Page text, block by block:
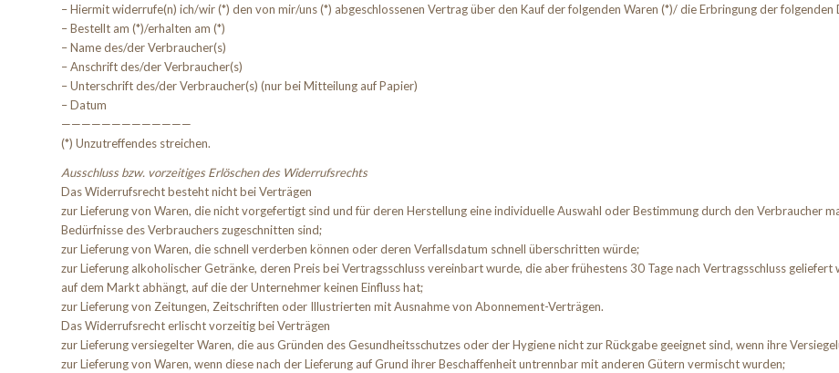
– Hiermit widerrufe(n) ich/wir (*) den von mir/uns (*) abgeschlossenen Vertrag über den Kauf der folgenden Waren (*)/ die Erbringung der folgenden
– Bestellt am (*)/erhalten am (*)
– Name des/der Verbraucher(s)
– Anschrift des/der Verbraucher(s)
– Unterschrift des/der Verbraucher(s) (nur bei Mitteilung auf Papier)
– Datum
—————————————
(*) Unzutreffendes streichen.
Ausschluss bzw. vorzeitiges Erlöschen des Widerrufsrechts
Das Widerrufsrecht besteht nicht bei Verträgen
zur Lieferung von Waren, die nicht vorgefertigt sind und für deren Herstellung eine individuelle Auswahl oder Bestimmung durch den Verbraucher
Bedürfnisse des Verbrauchers zugeschnitten sind;
zur Lieferung von Waren, die schnell verderben können oder deren Verfallsdatum schnell überschritten würde;
zur Lieferung alkoholischer Getränke, deren Preis bei Vertragsschluss vereinbart wurde, die aber frühestens 30 Tage nach Vertragsschluss
auf dem Markt abhängt, auf die der Unternehmer keinen Einfluss hat;
zur Lieferung von Zeitungen, Zeitschriften oder Illustrierten mit Ausnahme von Abonnement-Verträgen.
Das Widerrufsrecht erlischt vorzeitig bei Verträgen
zur Lieferung versiegelter Waren, die aus Gründen des Gesundheitsschutzes oder der Hygiene nicht zur Rückgabe geeignet sind, wenn ihre
zur Lieferung von Waren, wenn diese nach der Lieferung auf Grund ihrer Beschaffenheit untrennbar mit anderen Gütern vermischt wurden;